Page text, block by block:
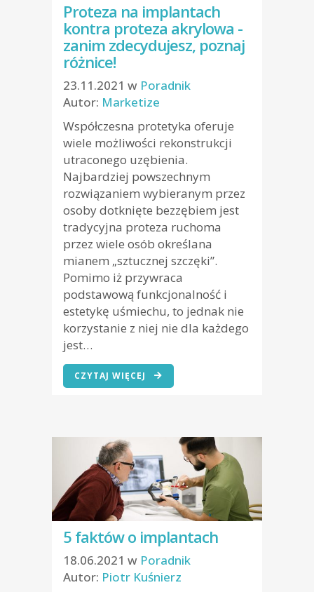
Proteza na implantach
kontra proteza akrylowa -
zanim zdecydujesz, poznaj
różnice!
23.11.2021 w Poradnik
Autor: Marketize
Współczesna protetyka oferuje
wiele możliwości rekonstrukcji
utraconego uzębienia.
Najbardziej powszechnym
rozwiązaniem wybieranym przez
osoby dotknięte bezzębiem jest
tradycyjna proteza ruchoma
przez wiele osób określana
mianem „sztucznej szczęki”.
Pomimo iż przywraca
podstawową funkcjonalność i
estetykę uśmiechu, to jednak nie
korzystanie z niej nie dla każdego
jest…
CZYTAJ WIĘCEJ
5 faktów o implantach
18.06.2021 w Poradnik
Autor: Piotr Kuśnierz